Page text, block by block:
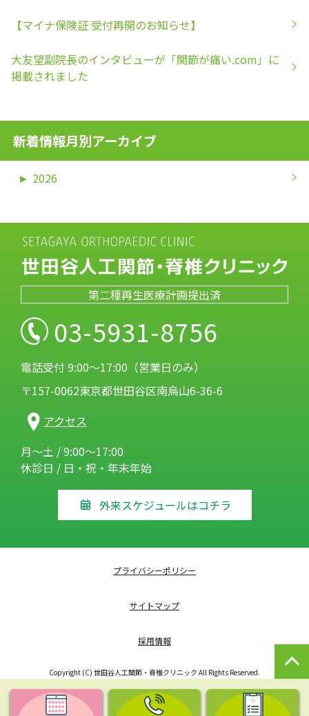
【マイナ保険証 受付再開のお知らせ】
大友望副院長のインタビューが「関節が痛い.com」に
掲載されました
新着情報月別アーカイブ
► 2026
第二種再生医療計画提出済
03-5931-8756
電話受付 9:00～17:00（営業日のみ）
〒157-0062東京都世田谷区南烏山6-36-6
アクセス
月～土 / 9:00～17:00
休診日 / 日・祝・年末年始
外来スケジュールはコチラ
プライバシーポリシー
サイトマップ
採用情報
Copyright (C) 世田谷人工関節・脊椎クリニック All Rights Reserved.